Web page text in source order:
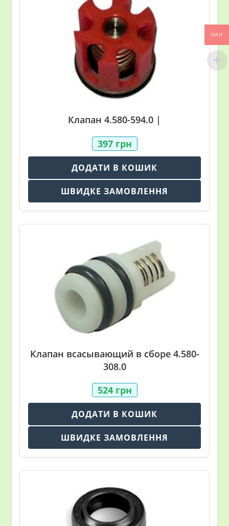
Клапан 4.580-594.0 |
397 грн
ДОДАТИ В КОШИК
ШВИДКЕ ЗАМОВЛЕННЯ
Клапан всасывающий в сборе 4.580-
308.0
524 грн
ДОДАТИ В КОШИК
ШВИДКЕ ЗАМОВЛЕННЯ
UAH